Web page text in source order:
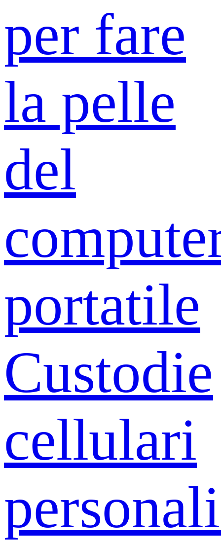
per fare
la pelle
del
portatile
Custodie
cellulari